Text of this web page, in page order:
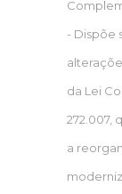
- Dispõe
da Lei
272.007,
a